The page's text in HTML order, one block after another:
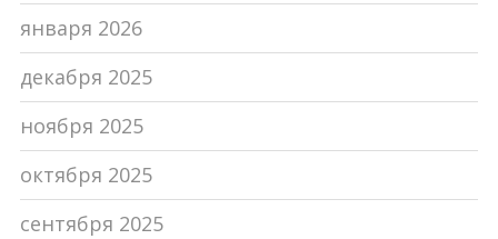
января 2026
декабря 2025
ноября 2025
октября 2025
сентября 2025